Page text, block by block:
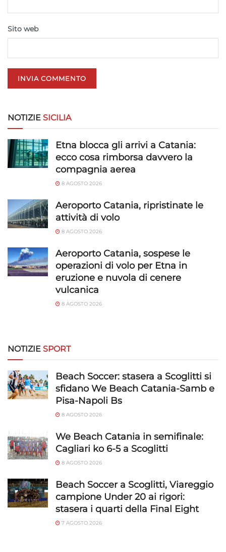
Garantire la sicurezza, prevenire e
e presentare pubblicità e contenuto,
Sito web
NOTIZIE SICILIA
Etna blocca gli arrivi a Catania:
ecco cosa rimborsa davvero la
compagnia aerea
8 AGOSTO 2026
Aeroporto Catania, ripristinate le
attività di volo
8 AGOSTO 2026
Aeroporto Catania, sospese le
operazioni di volo per Etna in
eruzione e nuvola di cenere
vulcanica
8 AGOSTO 2026
NOTIZIE SPORT
Beach Soccer: stasera a Scoglitti si
sfidano We Beach Catania-Samb e
Pisa-Napoli Bs
8 AGOSTO 2026
We Beach Catania in semifinale:
Cagliari ko 6-5 a Scoglitti
8 AGOSTO 2026
Beach Soccer a Scoglitti, Viareggio
campione Under 20 ai rigori:
stasera i quarti della Final Eight
7 AGOSTO 2026